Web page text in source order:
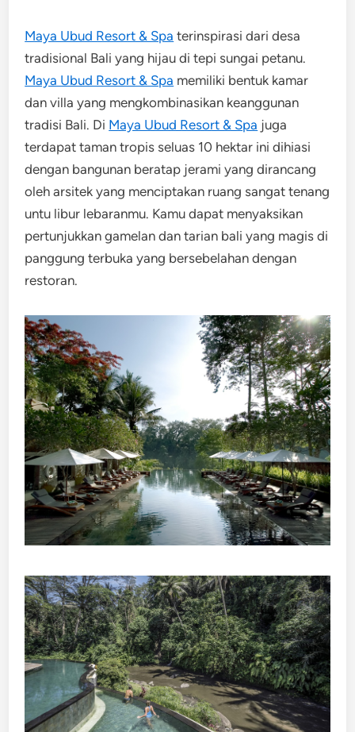
Maya Ubud Resort & Spa terinspirasi dari desa
tradisional Bali yang hijau di tepi sungai petanu.
Maya Ubud Resort & Spa memiliki bentuk kamar
dan villa yang mengkombinasikan keanggunan
tradisi Bali. Di Maya Ubud Resort & Spa juga
terdapat taman tropis seluas 10 hektar ini dihiasi
dengan bangunan beratap jerami yang dirancang
oleh arsitek yang menciptakan ruang sangat tenang
untu libur lebaranmu. Kamu dapat menyaksikan
pertunjukkan gamelan dan tarian bali yang magis di
panggung terbuka yang bersebelahan dengan
restoran.